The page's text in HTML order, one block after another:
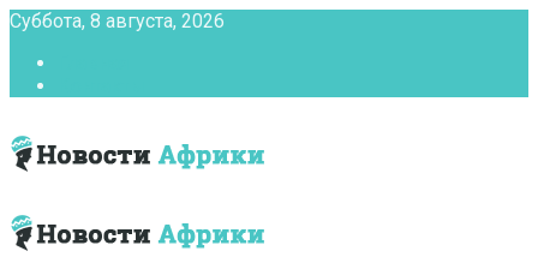
Суббота, 8 августа, 2026